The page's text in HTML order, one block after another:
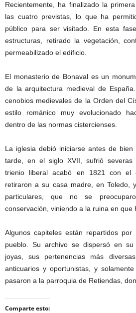
Recientemente, ha finalizado la
las cuatro previstas, lo que ha
público para ser visitado. En esta
estructuras, retirado la vegetación,
permeabilizado el edificio.
El monasterio de Bonaval es un
de la arquitectura medieval de
cenobios medievales de la Orden del
estilo románico muy evolucionado
dentro de las normas cistercienses.
La iglesia debió iniciarse antes de
tarde, en el siglo XVII, sufrió severas
trienio liberal acabó en 1821 con el
retiraron a su casa madre, en Toledo,
particulares, que no se
conservación, viniendo a la ruina en que
Algunos capiteles están repartidos
pueblo. Su archivo se dispersó en
joyas, sus pertenencias más
anticuarios y oportunistas, y
pasaron a la parroquia de Retiendas,
Comparte esto: